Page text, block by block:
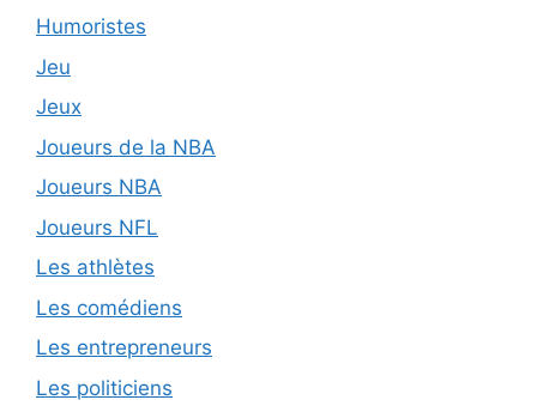
Humoristes
Jeu
Jeux
Joueurs de la NBA
Joueurs NBA
Joueurs NFL
Les athlètes
Les comédiens
Les entrepreneurs
Les politiciens